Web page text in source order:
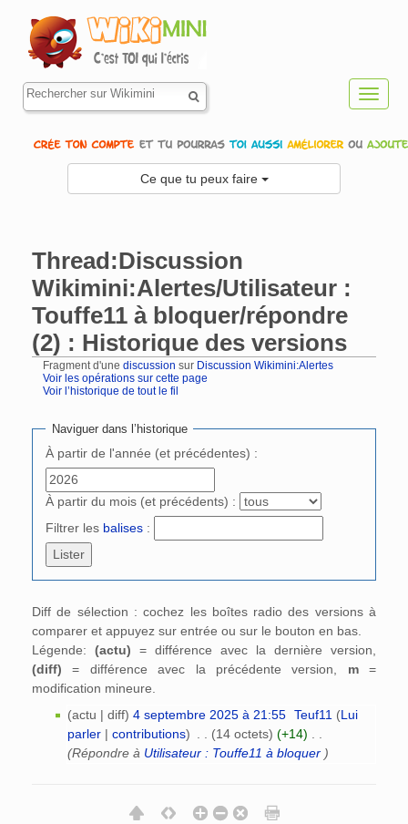
Ce que tu peux faire
Thread:Discussion
Wikimini:Alertes/Utilisateur :
Touffe11 à bloquer/répondre
(2) : Historique des versions
Fragment d'une discussion sur Discussion Wikimini:Alertes
Voir les opérations sur cette page
Voir l’historique de tout le fil
Naviguer dans l’historique
À partir de l'année (et précédentes) :
À partir du mois (et précédents) :
Filtrer les balises :
Diff de sélection : cochez les boîtes radio des versions à
comparer et appuyez sur entrée ou sur le bouton en bas.
Légende: (actu) = différence avec la dernière version,
(diff) = différence avec la précédente version, m=
modification mineure.
(actu | diff) 4 septembre 2025 à 21:55‎ Teuf11 (Lui
parler| contributions) (14 octets) (+14)
(Répondre à Utilisateur : Touffe11 à bloquer )